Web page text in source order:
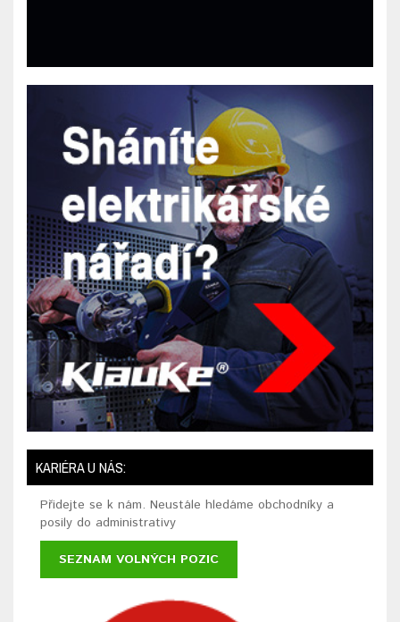
KARIÉRA U NÁS:
Přidejte se k nám. Neustále hledáme obchodníky a
posily do administrativy
SEZNAM VOLNÝCH POZIC